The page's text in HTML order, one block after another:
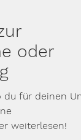
oder
für deinen
weiterlesen!